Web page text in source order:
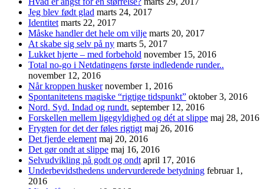
Jeg blev født glad marts 24, 2017
Identitet marts 22, 2017
Måske handler det hele om vilje marts 20, 2017
At skabe sig selv på ny marts 5, 2017
Lukket hjerte – med forbehold november 15, 2016
Total no-go i Netdatingens første indledende runder..
november 12, 2016
Når kroppen husker november 1, 2016
Spontanitetens magiske “rigtige tidspunkt” oktober 3, 2016
Nord. Syd. Indad og rundt. september 12, 2016
Forskellen mellem ligegyldighed og dét at slippe maj 28, 2016
Frygten for det der føles rigtigt maj 26, 2016
Det fjerde element maj 20, 2016
Det gør ondt at slippe maj 16, 2016
Selvudvikling på godt og ondt april 17, 2016
Underbevidsthedens undervurderede betydning februar 1,
2016